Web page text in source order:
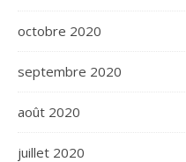
octobre 2020
septembre 2020
août 2020
juillet 2020